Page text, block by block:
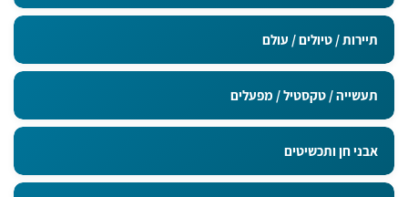
תיירות / טיולים / עולם
תעשייה / טקסטיל / מפעלים
אבני חן ותכשיטים